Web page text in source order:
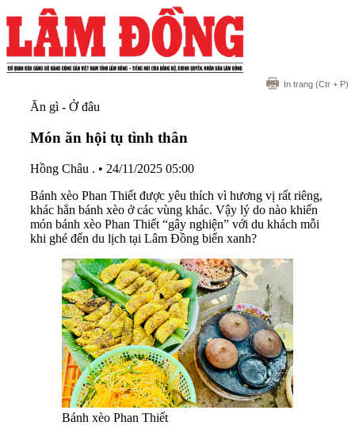
In trang (Ctr + P)
Ăn gì - Ở đâu
Món ăn hội tụ tình thân
Hồng Châu . • 24/11/2025 05:00
Bánh xèo Phan Thiết được yêu thích vì hương vị rất riêng,
khác hẳn bánh xèo ở các vùng khác. Vậy lý do nào khiến
món bánh xèo Phan Thiết “gây nghiện” với du khách mỗi
khi ghé đến du lịch tại Lâm Đồng biển xanh?
Bánh xèo Phan Thiết